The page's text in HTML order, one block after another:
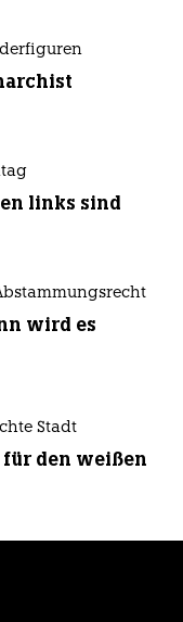
links sind
wird es
Stadt
für den weißen